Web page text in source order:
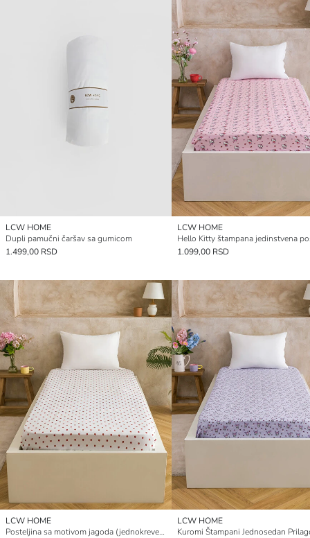
LCW HOME
Dupli pamučni čaršav sa gumicom
1.499,00 RSD
LCW HOME
1.099,00 RSD
LCW HOME
Posteljina sa motivom jagoda (jednokrevetna)
LCW HOME